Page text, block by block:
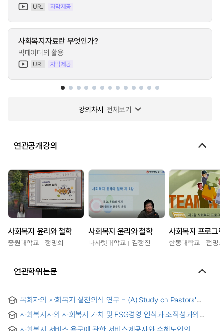
URL 자막제공
사회복지자료란 무엇인가?
빅데이터의 활용
URL 자막제공
강의차시 전체보기
연관공개강의
사회복지 윤리와 철학
중원대학교 정명희
사회복지 윤리와 철학
나사렛대학교 김정진 한동대학교 전
연관학위논문
목회자의 사회복지 실천의식 연구 = (A) Study on Pastors'
사회복지사의 사회복지 가치 및 ESG경영 인식과 조직성과의
사회복지 서비스 욕구에 관한 서비스제공자와 수혜노인의